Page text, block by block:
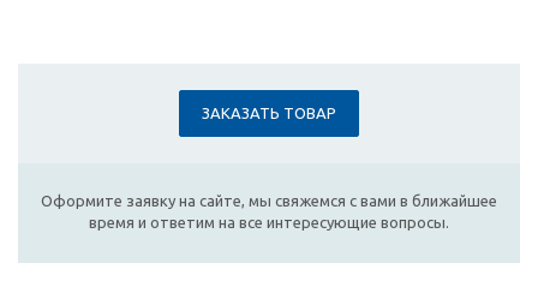
ЗАКАЗАТЬ ТОВАР
Оформите заявку на сайте, мы свяжемся с вами в ближайшее
время и ответим на все интересующие вопросы.